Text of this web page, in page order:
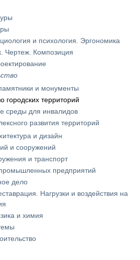
и психология. Эргономика
Чертеж. Композиция
и монументы
городских территорий
среды для инвалидов
развития территорий
и дизайн
и сооружений
и транспорт
предприятий
дело
Нагрузки и воздействия на
и химия